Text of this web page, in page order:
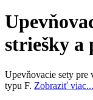
striešky a
Upevňovacie sety pre
typu F. Zobraziť viac...